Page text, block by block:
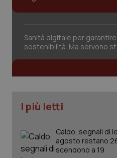
Sanità digitale per
sostenibilità. Ma servono
I più letti
Caldo, segnali di
agosto restano
scendono a 19